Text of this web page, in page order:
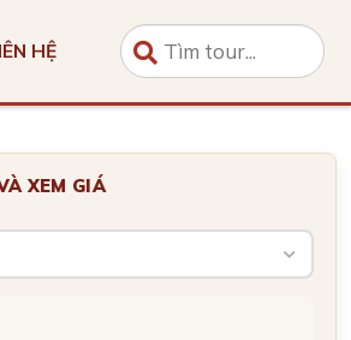
HỆ
XEM GIÁ